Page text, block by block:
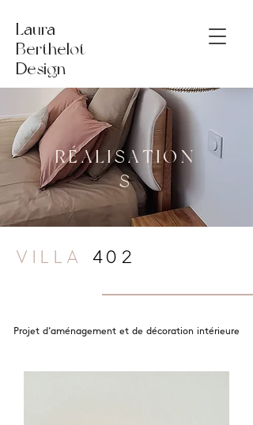
Laura
Berthelot
Design
RÉALISATION
S
VILLA 402
Projet d’aménagement et de décoration intérieure